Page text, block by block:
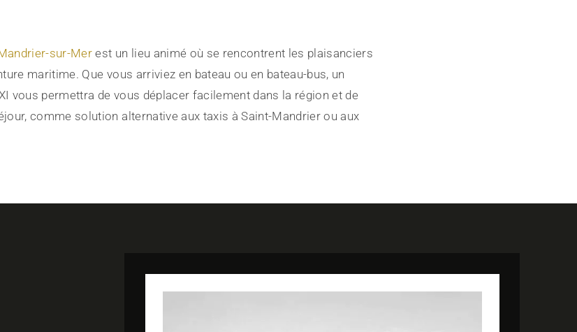
sur-Merest un lieu animé où se rencontrent les plaisanciers
maritime. Que vous arriviez en bateau ou en bateau-bus, un
vous permettra de vous déplacer facilement dans la région et de
comme solution alternative aux taxis à Saint-Mandrier ou aux